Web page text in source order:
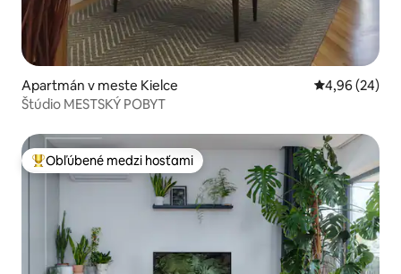
Apartmán v meste Kielce Priemerné
4,96 (24)
Štúdio MESTSKÝ POBYT
Najobľúbenejšie medzi hosťami
Obľúbené medzi hosťami